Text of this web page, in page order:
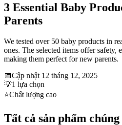
3 Essential Baby
Parents
We tested over 50 baby products in
ones. The selected items offer safety,
making them perfect for new parents.
📅Cập nhật 12 tháng 12, 2025
💡1 lựa chọn
⭐Chất lượng cao
Tất cả sản phẩm